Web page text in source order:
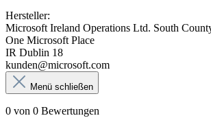
Hersteller:
Microsoft Ireland Operations Ltd. South
One Microsoft Place
IR Dublin 18
kunden@microsoft.com
Menü schließen
0 von 0 Bewertungen